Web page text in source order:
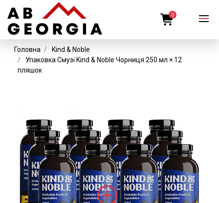
0
Головна
Kind & Noble
Упаковка Смузі Kind & Noble Чорниця 250 мл × 12
пляшок